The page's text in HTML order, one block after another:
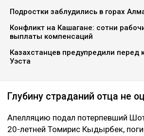
Подростки заблудились в горах
Конфликт на Кашагане: сотни
выплаты компенсаций
Казахстанцев предупредили перед
Уэста
Глубину страданий отца не
Апелляцию подал потерпевший
20-летней Томирис Кыдырбек,